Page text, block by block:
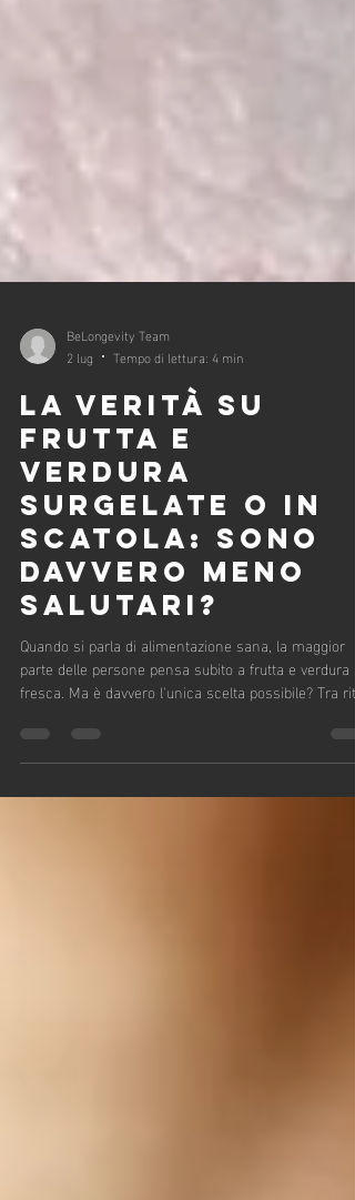
BeLongevity Team
2 lug
Tempo di lettura: 4 min
LA VERITÀ SU
FRUTTA E
VERDURA
SURGELATE O IN
SCATOLA: SONO
DAVVERO MENO
SALUTARI?
Quando si parla di alimentazione sana, la maggior
di vita sempre più frenetici, costi elevati e poco